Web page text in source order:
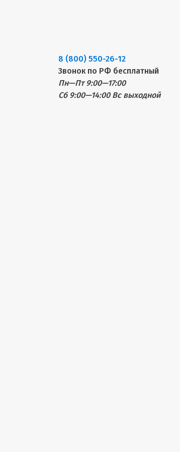
8 (800) 550-26-12
Звонок по РФ бесплатный
Пн—Пт 9:00—17:00
Сб 9:00—14:00 Вс выходной